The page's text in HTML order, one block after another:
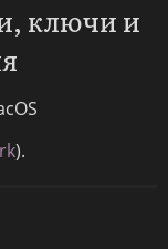
ключи и
).